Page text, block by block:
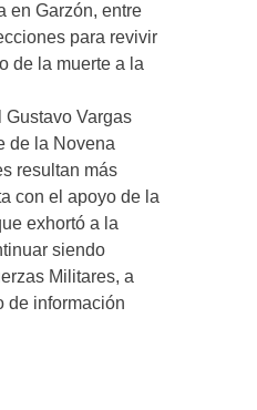
en Garzón, entre
para revivir
de la muerte a la
Gustavo Vargas
de la Novena
resultan más
con el apoyo de la
exhortó a la
siendo
Militares, a
de información